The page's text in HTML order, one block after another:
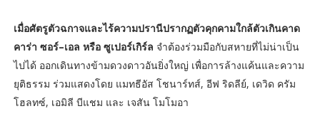
เมื่อศัตรูตัวฉกาจและไร้ความปรานีปรากฏตัวคุกคามใกล้ตัวเกินคาด
คาร่า ซอร์–เอล หรือ ซูเปอร์เกิร์ล จำต้องร่วมมือกับสหายที่ไม่น่าเป็น
ไปได้ ออกเดินทางข้ามดวงดาวอันยิ่งใหญ่ เพื่อการล้างแค้นและความ
ยุติธรรม ร่วมแสดงโดย แมทธีอัส โชนาร์ทส์, อีฟ ริดลีย์, เดวิด ครัม
โฮลทซ์, เอมิลี บีแชม และ เจสัน โมโมอา